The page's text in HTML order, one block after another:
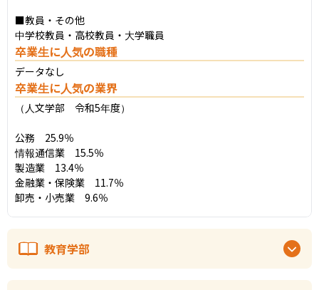
■教員・その他
中学校教員・高校教員・大学職員
卒業生に人気の職種
データなし
卒業生に人気の業界
（人文学部　令和5年度）
公務　25.9％
情報通信業　15.5％
製造業　13.4％
金融業・保険業　11.7％
卸売・小売業　9.6％
教育学部